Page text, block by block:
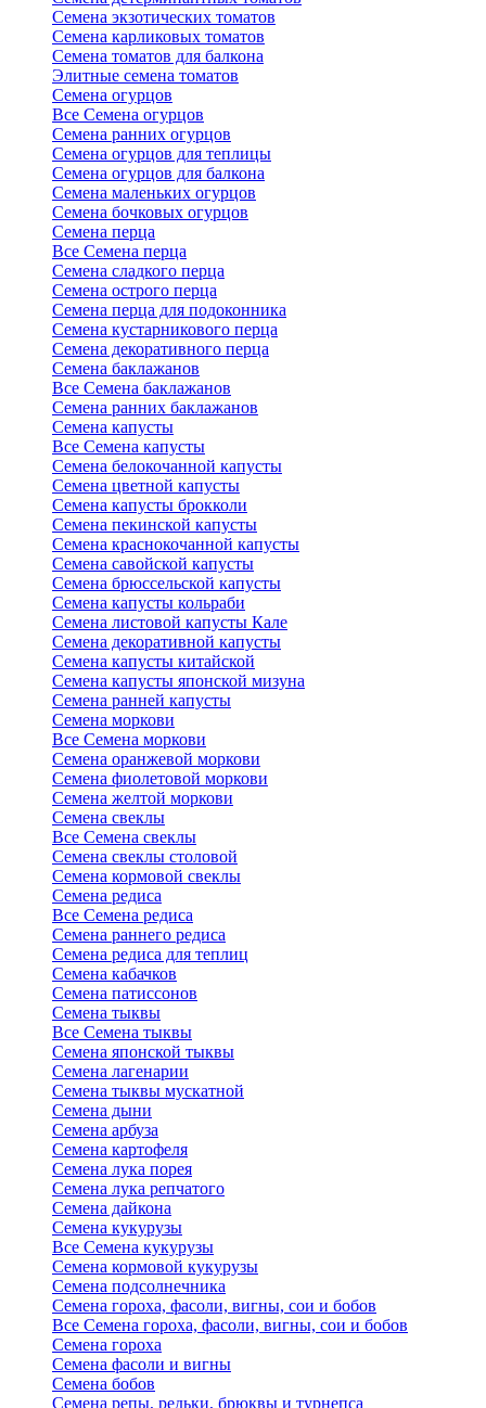
Семена экзотических томатов
Семена карликовых томатов
Семена томатов для балкона
Элитные семена томатов
Семена огурцов
Все Семена огурцов
Семена ранних огурцов
Семена огурцов для теплицы
Семена огурцов для балкона
Семена маленьких огурцов
Семена бочковых огурцов
Семена перца
Все Семена перца
Семена сладкого перца
Семена острого перца
Семена перца для подоконника
Семена кустарникового перца
Семена декоративного перца
Семена баклажанов
Все Семена баклажанов
Семена ранних баклажанов
Семена капусты
Все Семена капусты
Семена белокочанной капусты
Семена цветной капусты
Семена капусты брокколи
Семена пекинской капусты
Семена краснокочанной капусты
Семена савойской капусты
Семена брюссельской капусты
Семена капусты кольраби
Семена листовой капусты Кале
Семена декоративной капусты
Семена капусты китайской
Семена капусты японской мизуна
Семена ранней капусты
Семена моркови
Все Семена моркови
Семена оранжевой моркови
Семена фиолетовой моркови
Семена желтой моркови
Семена свеклы
Все Семена свеклы
Семена свеклы столовой
Семена кормовой свеклы
Семена редиса
Все Семена редиса
Семена раннего редиса
Семена редиса для теплиц
Семена кабачков
Семена патиссонов
Семена тыквы
Все Семена тыквы
Семена японской тыквы
Семена лагенарии
Семена тыквы мускатной
Семена дыни
Семена арбуза
Семена картофеля
Семена лука порея
Семена лука репчатого
Семена дайкона
Семена кукурузы
Все Семена кукурузы
Семена кормовой кукурузы
Семена подсолнечника
Семена гороха, фасоли, вигны, сои и бобов
Все Семена гороха, фасоли, вигны, сои и бобов
Семена гороха
Семена фасоли и вигны
Семена бобов
Семена репы, редьки, брюквы и турнепса